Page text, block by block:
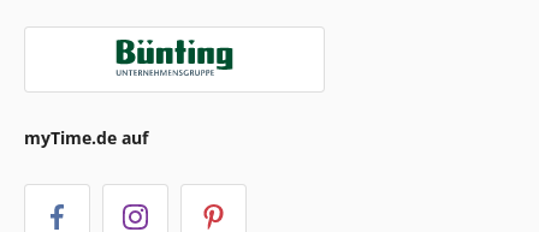
myTime.de auf